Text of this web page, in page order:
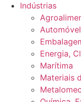
Indústrias
Energia,
Marítima
Materiais